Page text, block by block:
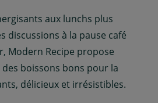
aux lunchs plus
discussions à la pause café
Modern Recipe propose
boissons bons pour la
délicieux et irrésistibles.